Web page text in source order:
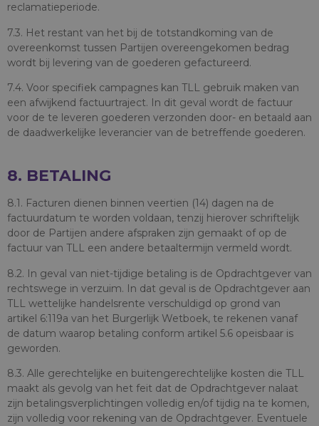
reclamatieperiode.
7.3. Het restant van het bij de totstandkoming van de
overeenkomst tussen Partijen overeengekomen bedrag
wordt bij levering van de goederen gefactureerd.
7.4. Voor specifiek campagnes kan TLL gebruik maken van
een afwijkend factuurtraject. In dit geval wordt de factuur
voor de te leveren goederen verzonden door- en betaald aan
de daadwerkelijke leverancier van de betreffende goederen.
8. BETALING
8.1. Facturen dienen binnen veertien (14) dagen na de
factuurdatum te worden voldaan, tenzij hierover schriftelijk
door de Partijen andere afspraken zijn gemaakt of op de
factuur van TLL een andere betaaltermijn vermeld wordt.
8.2. In geval van niet-tijdige betaling is de Opdrachtgever van
rechtswege in verzuim. In dat geval is de Opdrachtgever aan
TLL wettelijke handelsrente verschuldigd op grond van
artikel 6:119a van het Burgerlijk Wetboek, te rekenen vanaf
de datum waarop betaling conform artikel 5.6 opeisbaar is
geworden.
8.3. Alle gerechtelijke en buitengerechtelijke kosten die TLL
maakt als gevolg van het feit dat de Opdrachtgever nalaat
zijn betalingsverplichtingen volledig en/of tijdig na te komen,
zijn volledig voor rekening van de Opdrachtgever. Eventuele